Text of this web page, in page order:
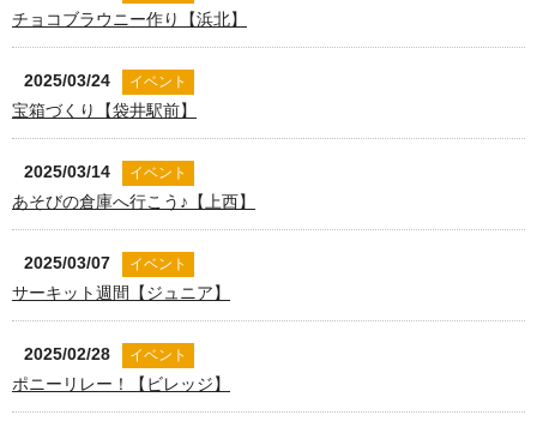
チョコブラウニー作り【浜北】
2025/03/24 イベント
宝箱づくり【袋井駅前】
2025/03/14 イベント
あそびの倉庫へ行こう♪【上西】
2025/03/07 イベント
サーキット週間【ジュニア】
2025/02/28 イベント
ポニーリレー！【ビレッジ】